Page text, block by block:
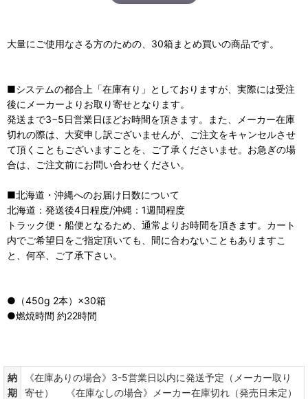
大量にご使用なさる方のための、30箱まとめ買いの商品です。
■システムの都合上「在庫有り」としておりますが、実際には受注
後にメーカーよりお取り寄せとなります。
発送まで3−5日営業日ほどお時間を頂きます。また、メーカー在庫
切れの際は、大変申し訳ございませんが、ご注文をキャンセルさせ
て頂くこともございますことを、ご了承くださいませ。お急ぎの場
合は、ご注文前にお問い合わせください。
■北海道・沖縄へのお届け日数について
北海道：発送後4日程度/沖縄：1週間程度
トラック便・船便となるため、通常よりお時間を頂きます。カート
内でご希望日をご指定頂いても、間に合わないこともありますこ
と、何卒、ご了承下さい。
●（450g 2本）×30箱
●燃焼時間 約22時間
納
期
《在庫ありの場合》3-5営業日以内に発送予定（メーカー取り
寄せ） 《在庫なしの場合》メーカー在庫切れ（発売日未定）